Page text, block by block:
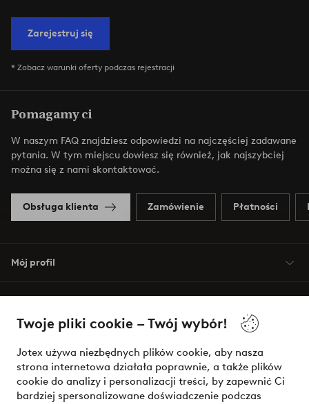
Twoje pliki cookie – Twój wybór!
Jotex używa niezbędnych plików cookie, aby nasza
strona internetowa działała poprawnie, a także plików
cookie do analizy i personalizacji treści, by zapewnić Ci
bardziej spersonalizowane doświadczenie podczas
Zarejestruj się
* Zobacz warunki oferty podczas rejestracji
Pomagamy ci
W naszym FAQ znajdziesz odpowiedzi na najczęściej zadawane
pytania. W tym miejscu dowiesz się również, jak najszybciej
można się z nami skontaktować.
Obsługa klienta Zamówienie Płatności
Mój profil
Warunki